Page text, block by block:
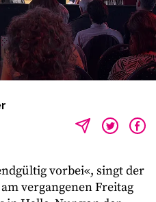
vorbei«, singt der
vergangenen Freitag